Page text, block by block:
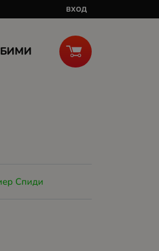
ВХОД
Спиди